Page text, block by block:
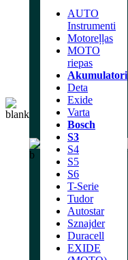
AUTO
Instrumenti
Motoreļļas
MOTO
riepas
Akumulatori
Deta
Exide
Varta
Bosch
S3
S4
S5
S6
T-Serie
Tudor
Autostar
Sznajder
Duracell
EXIDE